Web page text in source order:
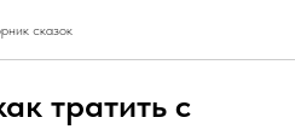
сказок
тратить с